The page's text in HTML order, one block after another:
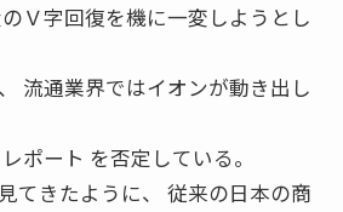
Ｖ字回復を機に一変しようとし
流通業界ではイオンが動き出し
ポート を否定している。
てきたように、 従来の日本の商